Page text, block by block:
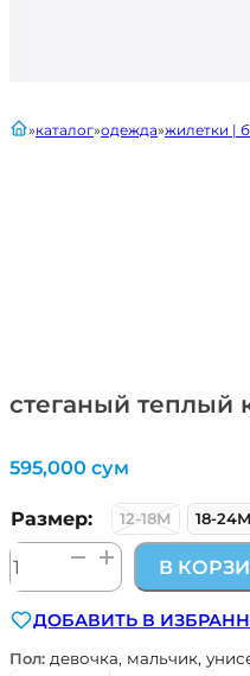
стеганый теплый
главнаякаталог одежда жилетки |
595,000 сум
Размер: 12-18М 18-24М
Количество
товара
теплый
кардиган
В
ДОБАВИТЬ В
Пол: девочка, мальчик,